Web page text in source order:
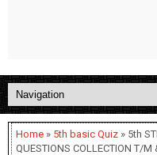
Home » 5th basic Quiz » 5th
QUESTIONS COLLECTION T/M